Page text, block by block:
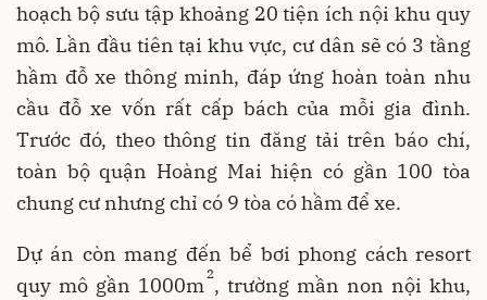
hoạch bộ sưu tập khoảng 20 tiện ích nội khu quy
mô. Lần đầu tiên tại khu vực, cư dân sẽ có 3 tầng
hầm đỗ xe thông minh, đáp ứng hoàn toàn nhu
cầu đỗ xe vốn rất cấp bách của mỗi gia đình.
Trước đó, theo thông tin đăng tải trên báo chí,
toàn bộ quận Hoàng Mai hiện có gần 100 tòa
chung cư nhưng chỉ có 9 tòa có hầm để xe.
Dự án còn mang đến bể bơi phong cách resort
quy mô gần 1000m2, trường mần non nội khu,